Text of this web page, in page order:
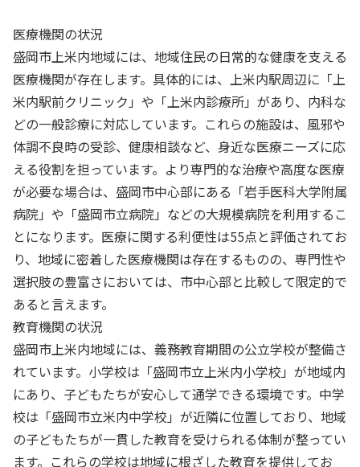
医療機関の状況
盛岡市上米内地域には、地域住民の日常的な健康を支える
医療機関が存在します。具体的には、上米内駅周辺に「上
米内駅前クリニック」や「上米内診療所」があり、内科な
どの一般診療に対応しています。これらの施設は、風邪や
体調不良時の受診、健康相談など、身近な医療ニーズに応
える役割を担っています。より専門的な治療や高度な医療
が必要な場合は、盛岡市中心部にある「岩手医科大学附属
病院」や「盛岡市立病院」などの大規模病院を利用するこ
とになります。医療に関する利便性は55点と評価されてお
り、地域に密着した医療機関は存在するものの、専門性や
選択肢の豊富さにおいては、市中心部と比較して限定的で
あると言えます。
教育機関の状況
盛岡市上米内地域には、義務教育期間の公立学校が整備さ
れています。小学校は「盛岡市立上米内小学校」が地域内
にあり、子どもたちが安心して通学できる環境です。中学
校は「盛岡市立米内中学校」が近隣に位置しており、地域
の子どもたちが一貫した教育を受けられる体制が整ってい
ます。これらの学校は地域に根ざした教育を提供してお